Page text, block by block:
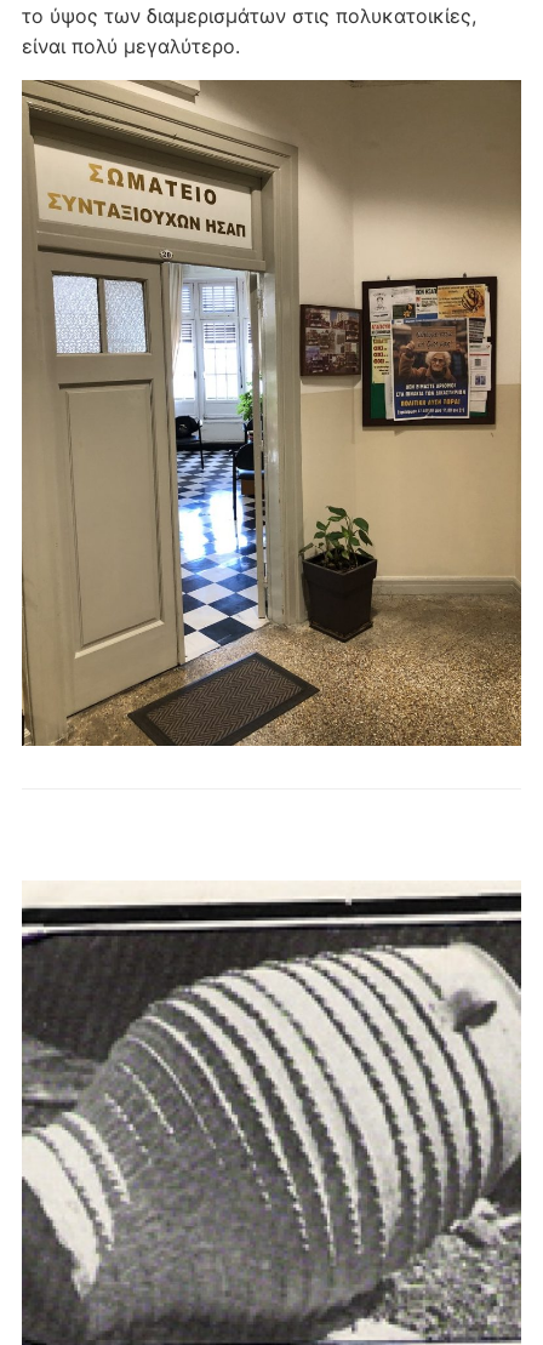
το ύψος των διαμερισμάτων στις πολυκατοικίες,
είναι πολύ μεγαλύτερο.